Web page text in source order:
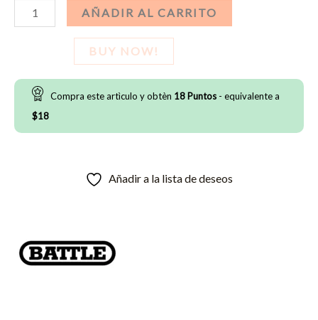
Bucal
Battle
cantidad
AÑADIR AL CARRITO
BUY NOW!
Compra este artìculo y obtèn 18 Puntos - equivalente a
$18
Añadir a la lista de deseos